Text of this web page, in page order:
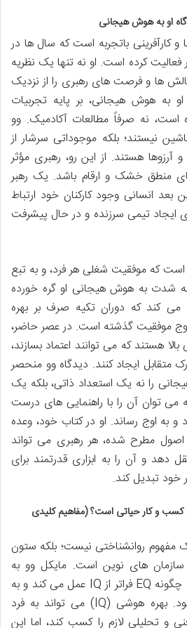
او به هوش هیجانی
و کارآفرینی باتجربه است که سال ها در
کرده است. او نه تنها یک نظریه
ها و فرصت های رهبری را از نزدیک
به هوش هیجانی، بر پایه تجربیات
است، نه صرفاً مطالعات آکادمیک. وو
نیستند؛ بلکه موجوداتی سرشار از
آرزوها هستند. از این رو، رهبری مؤثر
منطق خشک و ارقام باشد. یک رهبر
بعد انسانی وجود کارکنان خود ارتباط
ایجاد تیمی سرزنده و در حال پیشرفت
که موفقیت شغلی هر فرد، و به تبع
شدت به هوش هیجانی او گره خورده
کند که دوران تکیه صرف بر بهره
موفقیت گذشته است. در عصر حاضر،
هستند که می توانند اعتماد بسازند،
متقابل ایجاد کنند. دیدگاه وو منحصر
را نه یک استعداد ذاتی، بلکه یک
می توان آن را با راهنمایی های درست
به اوج رساند. او در کتاب خود، وعده
اصول مطرح شده، هر رهبری می تواند
و آن را به ابزاری قدرتمند برای
تبدیل کند.
و کار حیاتی است؟ (مفاهیم کلیدی
روانشناختی نیست؛ بلکه ستون
های نوین است. مایکل وو به
روشنی توضیح می دهد که چگونه EQ فراتر از IQ عمل می کند و به
تعالی رهبری منجر می شود. بهره هوشی (IQ) می تواند به فرد
و تحلیلی لازم را کسب کند، اما این